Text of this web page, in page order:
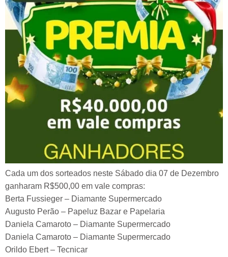
Cada um dos sorteados neste Sábado dia 07 de Dezembro
ganharam R$500,00 em vale compras:
Berta Fussieger – Diamante Supermercado
Augusto Perão – Papeluz Bazar e Papelaria
Daniela Camaroto – Diamante Supermercado
Daniela Camaroto – Diamante Supermercado
Orildo Ebert – Tecnicar